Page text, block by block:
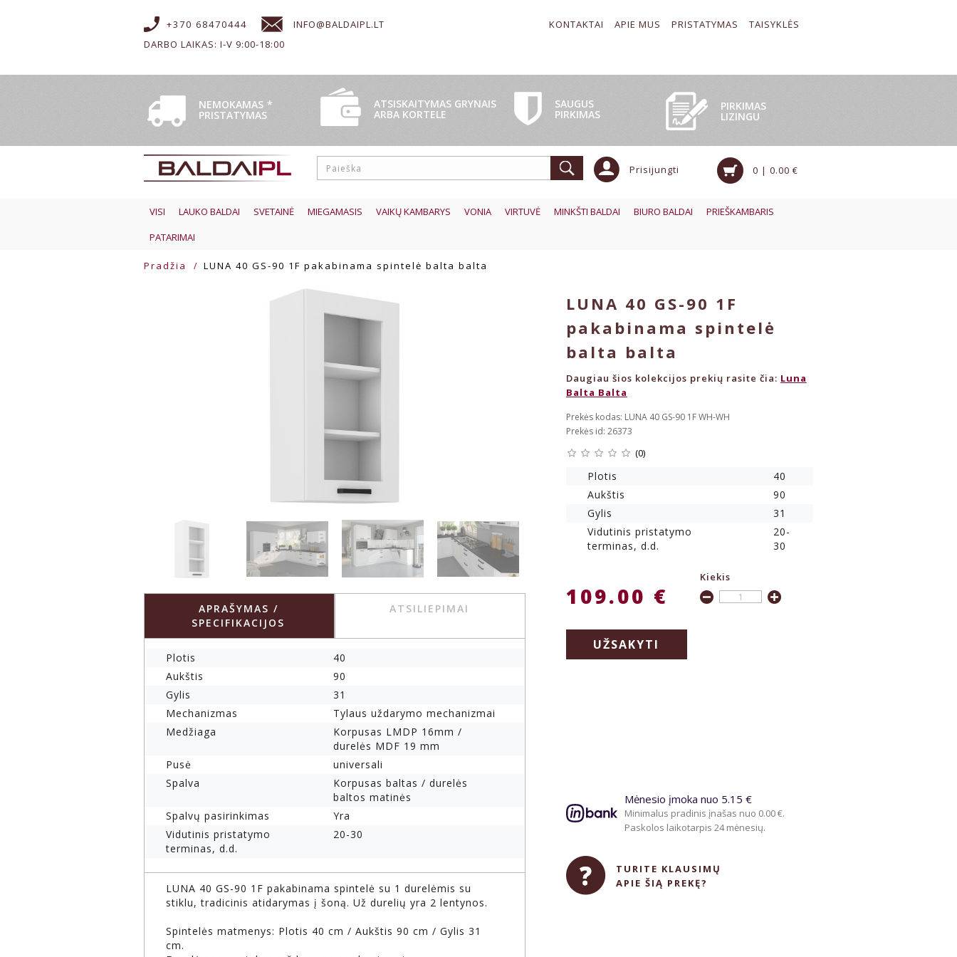
+370 68470444
INFO@BALDAIPL.LT
DARBO LAIKAS: I-V 9:00-18:00
KONTAKTAI APIE MUS PRISTATYMAS TAISYKLĖS
NEMOKAMAS
PRISTATYMAS
* ATSISKAITYMAS GRYNAIS
ARBA KORTELE
SAUGUS
PIRKIMAS
PIRKIMAS
LIZINGU
Prisijungti 0 | 0.00 €
VISI LAUKO BALDAI SVETAINĖ MIEGAMASIS VAIKŲ KAMBARYS VONIA VIRTUVĖ MINKŠTI BALDAI BIURO BALDAI
PRIEŠKAMBARIS
PATARIMAI
Pradžia LUNA 40 GS-90 1F pakabinama spintelė balta balta
APRAŠYMAS /
SPECIFIKACIJOS
ATSILIEPIMAI
Plotis
40
Aukštis
90
Gylis
31
Mechanizmas
Tylaus uždarymo mechanizmai
Medžiaga
Korpusas LMDP 16mm /
durelės MDF 19 mm
Pusė
universali
Spalva
Korpusas baltas / durelės
baltos matinės
Spalvų pasirinkimas
Yra
Vidutinis pristatymo
terminas, d.d.
20-30
LUNA 40 GS-90 1F pakabinama spintelė su 1 durelėmis su
stiklu, tradicinis atidarymas į šoną. Už durelių yra 2 lentynos.
Spintelės matmenys: Plotis 40 cm / Aukštis 90 cm / Gylis 31
cm.
LUNA 40 GS-90 1F
pakabinama spintelė
balta balta
Daugiau šios kolekcijos prekių rasite čia: Luna
Balta Balta
Prekės kodas: LUNA 40 GS-90 1F WH-WH
Prekės id: 26373
(0)
Plotis
40
Aukštis
90
Gylis
31
Vidutinis pristatymo
terminas, d.d.
20-
30
109.00 €
Kiekis
UŽSAKYTI
Mėnesio įmoka nuo 5.15 €
Minimalus pradinis įnašas nuo 0.00 €.
Paskolos laikotarpis 24 mėnesių.
TURITE KLAUSIMŲ
APIE ŠIĄ PREKĘ?